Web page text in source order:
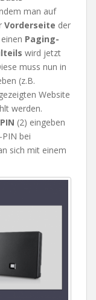
man auf
Vorderseite der
Paging-
wird jetzt
muss nun in
(z.B.
Website
werden.
(2) eingeben
bei
sich mit einem